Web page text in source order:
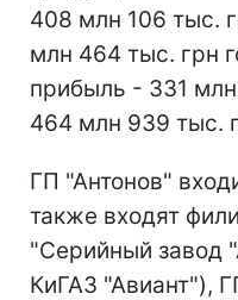
408 млн 106 тыс.
млн 464 тыс. грн
прибыль - 331
464 млн 939 тыс.
ГП "Антонов"
также входят
"Серийный завод
КиГАЗ "Авиант"),